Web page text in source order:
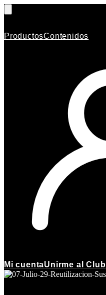
ProductosContenidos
Mi cuentaUnirme al Club